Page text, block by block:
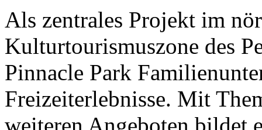
Als zentrales Projekt im
Kulturtourismuszone des
Pinnacle Park
Freizeiterlebnisse. Mit
weiteren Angeboten bildet